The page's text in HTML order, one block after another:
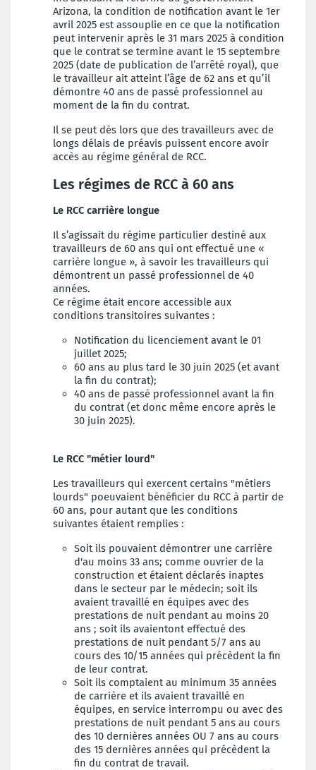
Arizona, la condition de notification avant le 1er
avril 2025 est assouplie en ce que la notification
peut intervenir après le 31 mars 2025 à condition
que le contrat se termine avant le 15 septembre
2025 (date de publication de l’arrêté royal), que
le travailleur ait atteint l’âge de 62 ans et qu’il
démontre 40 ans de passé professionnel au
moment de la fin du contrat.
Il se peut dès lors que des travailleurs avec de
longs délais de préavis puissent encore avoir
accès au régime général de RCC.
Les régimes de RCC à 60 ans
Le RCC carrière longue
Il s’agissait du régime particulier destiné aux
travailleurs de 60 ans qui ont effectué une «
carrière longue », à savoir les travailleurs qui
démontrent un passé professionnel de 40
années.
Ce régime était encore accessible aux
conditions transitoires suivantes :
Notification du licenciement avant le 01
juillet 2025;
60 ans au plus tard le 30 juin 2025 (et avant
la fin du contrat);
40 ans de passé professionnel avant la fin
du contrat (et donc même encore après le
30 juin 2025).
Le RCC "métier lourd"
Les travailleurs qui exercent certains "métiers
lourds" poeuvaient bénéficier du RCC à partir de
60 ans, pour autant que les conditions
suivantes étaient remplies :
Soit ils pouvaient démontrer une carrière
d'au moins 33 ans; comme ouvrier de la
construction et étaient déclarés inaptes
dans le secteur par le médecin; soit ils
avaient travaillé en équipes avec des
prestations de nuit pendant au moins 20
ans ; soit ils avaientont effectué des
prestations de nuit pendant 5/7 ans au
cours des 10/15 années qui précèdent la fin
de leur contrat.
Soit ils comptaient au minimum 35 années
de carrière et ils avaient travaillé en
équipes, en service interrompu ou avec des
prestations de nuit pendant 5 ans au cours
des 10 dernières années OU 7 ans au cours
des 15 dernières années qui précèdent la
fin du contrat de travail.